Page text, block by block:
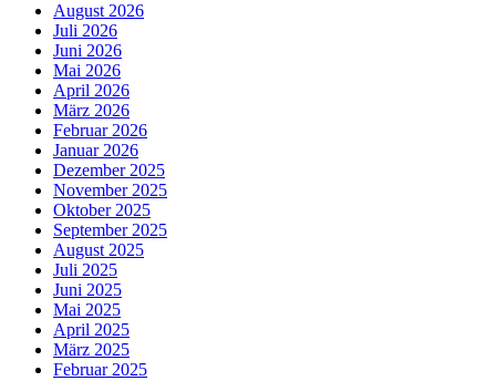
August 2026
Juli 2026
Juni 2026
Mai 2026
April 2026
März 2026
Februar 2026
Januar 2026
Dezember 2025
November 2025
Oktober 2025
September 2025
August 2025
Juli 2025
Juni 2025
Mai 2025
April 2025
März 2025
Februar 2025